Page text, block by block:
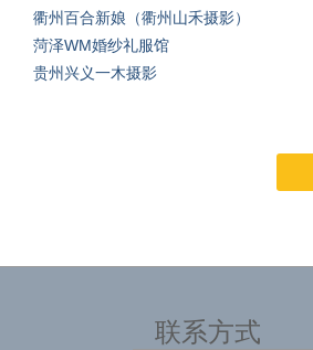
衢州百合新娘（衢州山禾摄影）
菏泽WM婚纱礼服馆
贵州兴义一木摄影
联系方式